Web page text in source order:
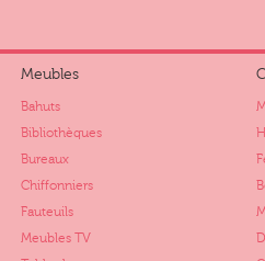
Meubles
Bahuts
Bibliothèques
Bureaux
Chiffonniers
Fauteuils
Meubles TV